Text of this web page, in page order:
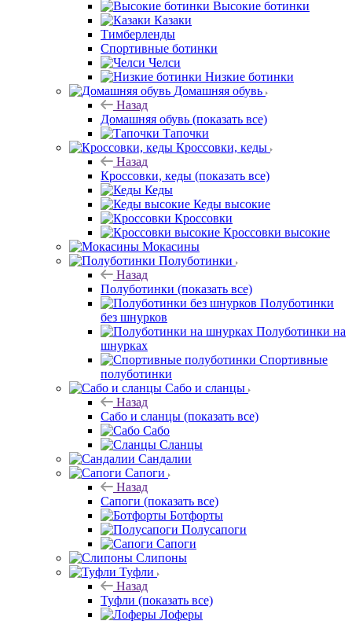
Высокие ботинки
Казаки
Тимберленды
Спортивные ботинки
Челси
Низкие ботинки
Домашняя обувь
Назад
Домашняя обувь (показать все)
Тапочки
Кроссовки, кеды
Назад
Кроссовки, кеды (показать все)
Кеды
Кеды высокие
Кроссовки
Кроссовки высокие
Мокасины
Полуботинки
Назад
Полуботинки (показать все)
Полуботинки
без шнурков
Полуботинки на
шнурках
Спортивные
полуботинки
Сабо и сланцы
Назад
Сабо и сланцы (показать все)
Сабо
Сланцы
Сандалии
Сапоги
Назад
Сапоги (показать все)
Ботфорты
Полусапоги
Сапоги
Слипоны
Туфли
Назад
Туфли (показать все)
Лоферы